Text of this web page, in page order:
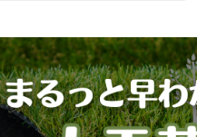
まざまな方法で行われま
方法には以下のようなも
：